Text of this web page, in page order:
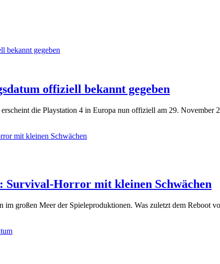
offiziell bekannt gegeben
die Playstation 4 in Europa nun offiziell am 29.
Survival-Horror mit kleinen Schwächen
im großen Meer der Spieleproduktionen. Was zuletzt dem